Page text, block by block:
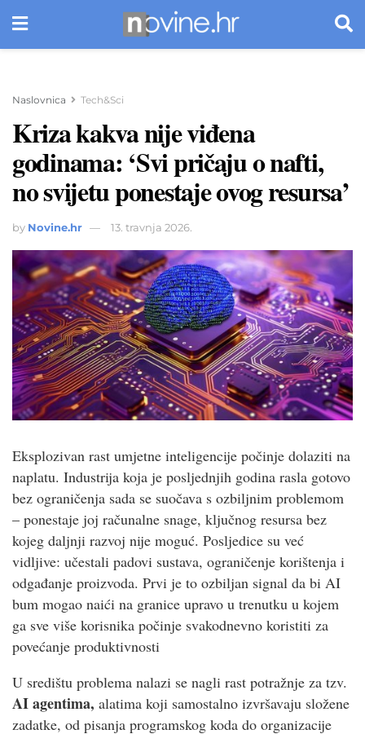
Naslovnica Tech&Sci
Kriza kakva nije viđena
godinama: ‘Svi pričaju o nafti,
no svijetu ponestaje ovog resursa’
by Novine.hr 13. travnja 2026.
Eksplozivan rast umjetne inteligencije počinje dolaziti na
naplatu. Industrija koja je posljednjih godina rasla gotovo
bez ograničenja sada se suočava s ozbiljnim problemom
– ponestaje joj računalne snage, ključnog resursa bez
kojeg daljnji razvoj nije moguć. Posljedice su već
vidljive: učestali padovi sustava, ograničenje korištenja i
odgađanje proizvoda. Prvi je to ozbiljan signal da bi AI
bum mogao naići na granice upravo u trenutku u kojem
ga sve više korisnika počinje svakodnevno koristiti za
povećanje produktivnosti
U središtu problema nalazi se nagli rast potražnje za tzv.
AI agentima, alatima koji samostalno izvršavaju složene
zadatke, od pisanja programskog koda do organizacije